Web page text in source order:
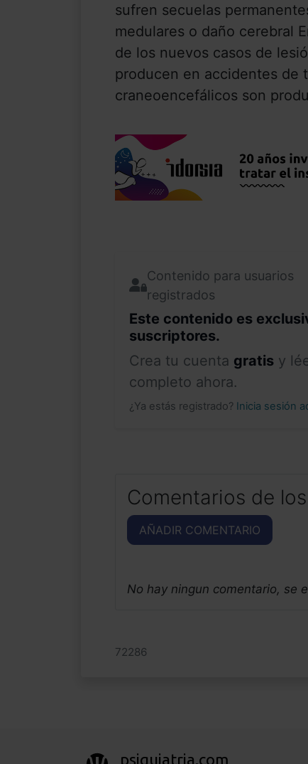
sufren secuelas
medulares o daño cerebral
de los nuevos casos de
producen en accidentes de
craneoencefálicos son
Contenido para usuarios
registrados
Este contenido es
suscriptores.
Crea tu cuenta gratis y
completo ahora.
¿Ya estás registrado? Inicia sesión
Comentarios de
AÑADIR COMENTARIO
No hay ningun comentario, se
72286
psiquiatria.com